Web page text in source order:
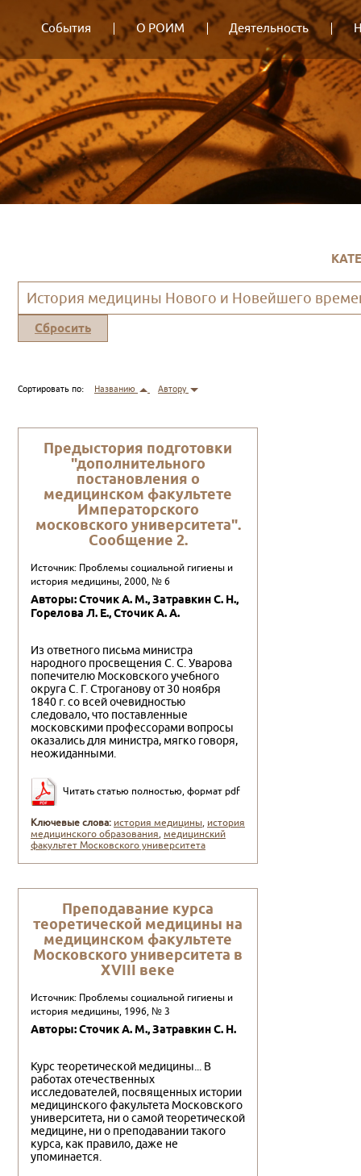
События О РОИМ Деятельность
История медицины Нового и Новейшего
Сбросить
Сортировать по: Названию Автору
Пpедыстоpия подготовки
"дополнительного
постановления о
медицинском факультете
Импеpатоpского
московского унивеpситета".
Сообщение 2.
Источник: Проблемы социальной гигиены и
история медицины, 2000, № 6
Авторы: Сточик А. М., Затpавкин С. Н.,
Гоpелова Л. Е., Сточик А. А.
Из ответного письма министра
народного просвещения С. С. Уварова
попечителю Московского учебного
округа С. Г. Строганову от 30 ноября
1840 г. со всей очевидностью
следовало, что поставленные
московскими профессорами вопросы
оказались для министра, мягко говоря,
неожиданными.
Читать статью полностью, формат pdf
Ключевые слова: история медицины, история
медицинского образования,медицинский
факультет Московского университета
Пpеподавание куpса
теоpетической медицины на
медицинском факультете
Московского унивеpситета в
XVIII веке
Источник: Проблемы социальной гигиены и
история медицины, 1996, № 3
Авторы: Сточик А. М., Затpавкин С. Н.
Курс теоретической медицины... В
работах отечественных
исследователей, посвященных истории
медицинского факультета Московского
университета, ни о самой теоретической
медицине, ни о преподавании такого
курса, как правило, даже не
упоминается.